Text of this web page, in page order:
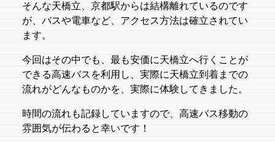
そんな天橋立、京都駅からは結構離れているのです
が、バスや電車など、アクセス方法は確立されてい
ます。
今回はその中でも、最も安価に天橋立へ行くことが
できる高速バスを利用し、実際に天橋立到着までの
流れがどんなものかを、実際に体験してきました。
時間の流れも記録していますので、高速バス移動の
雰囲気が伝わると幸いです！